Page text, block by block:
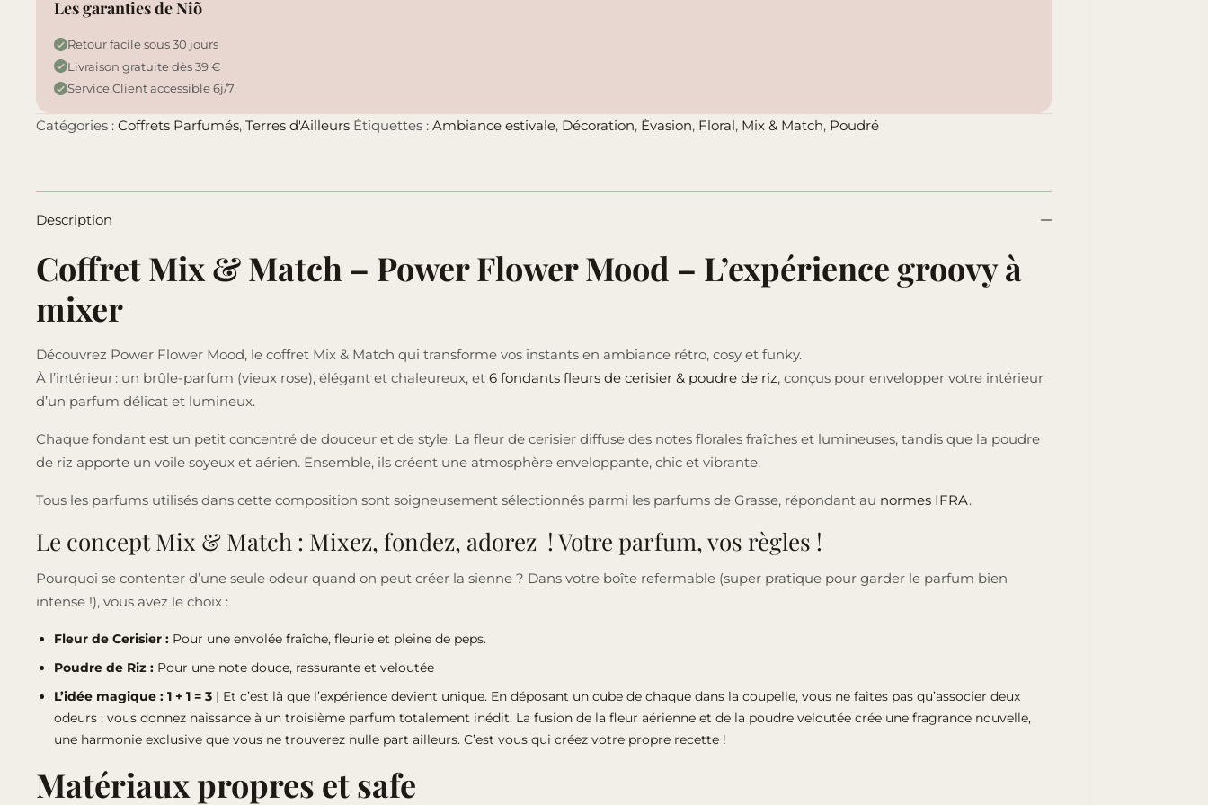
Les garanties de Niõ
Retour facile sous 30 jours
Livraison gratuite dès 39 €
Service Client accessible 6j/7
Catégories : Coffrets Parfumés, Terres d'Ailleurs Étiquettes : Ambiance estivale, Décoration, Évasion, Floral, Mix & Match, Poudré
Description
Coffret Mix & Match – Power Flower Mood – L’expérience groovy à
mixer
Découvrez Power Flower Mood, le coffret Mix & Match qui transforme vos instants en ambiance rétro, cosy et funky.
À l’intérieur : un brûle-parfum (vieux rose), élégant et chaleureux, et 6 fondants fleurs de cerisier & poudre de riz, conçus pour envelopper votre intérieur
d’un parfum délicat et lumineux.
Chaque fondant est un petit concentré de douceur et de style. La fleur de cerisier diffuse des notes florales fraîches et lumineuses, tandis que la poudre
de riz apporte un voile soyeux et aérien. Ensemble, ils créent une atmosphère enveloppante, chic et vibrante.
Tous les parfums utilisés dans cette composition sont soigneusement sélectionnés parmi les parfums de Grasse, répondant au normes IFRA.
Le concept Mix & Match : Mixez, fondez, adorez ! Votre parfum, vos règles !
Pourquoi se contenter d’une seule odeur quand on peut créer la sienne ? Dans votre boîte refermable (super pratique pour garder le parfum bien
intense !), vous avez le choix :
Fleur de Cerisier : Pour une envolée fraîche, fleurie et pleine de peps.
Poudre de Riz : Pour une note douce, rassurante et veloutée
L’idée magique : 1 + 1 = 3 | Et c’est là que l’expérience devient unique. En déposant un cube de chaque dans la coupelle, vous ne faites pas qu’associer deux
odeurs : vous donnez naissance à un troisième parfum totalement inédit. La fusion de la fleur aérienne et de la poudre veloutée crée une fragrance nouvelle,
une harmonie exclusive que vous ne trouverez nulle part ailleurs. C’est vous qui créez votre propre recette !
Matériaux propres et safe